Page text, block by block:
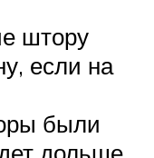
штору
если на
были